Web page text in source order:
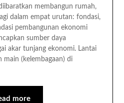
membangun rumah,
dalam empat urutan: fondasi,
pembangunan ekonomi
sumber daya
akar tunjang ekonomi. Lantai
main (kelembagaan) di
more